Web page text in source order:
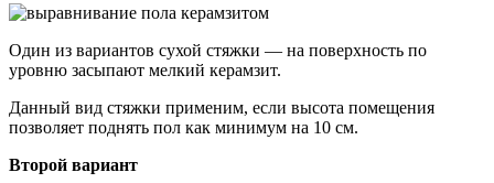
Один из вариантов сухой стяжки — на поверхность по
уровню засыпают мелкий керамзит.
Данный вид стяжки применим, если высота помещения
позволяет поднять пол как минимум на 10 см.
Второй вариант